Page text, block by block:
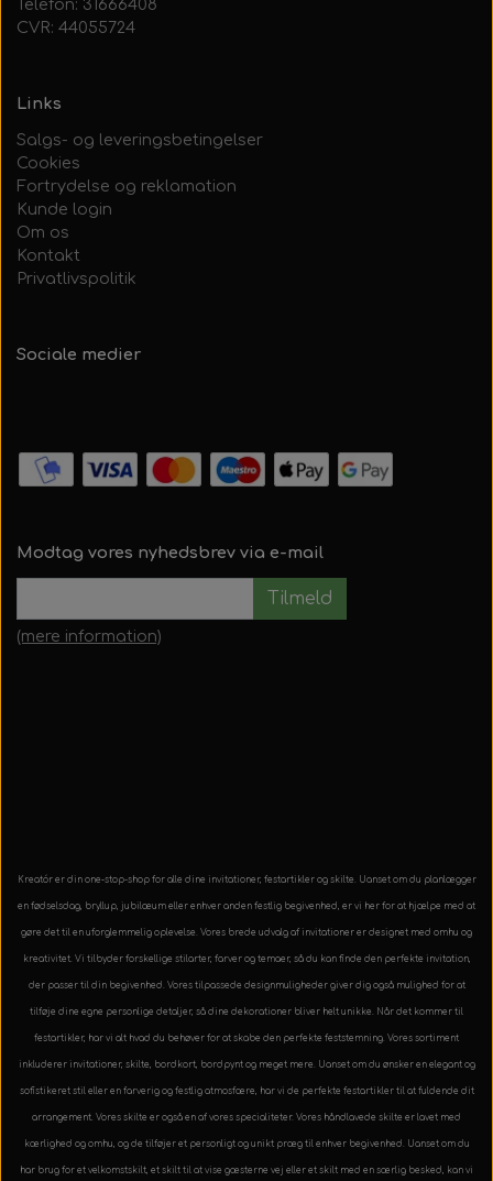
Telefon: 31666408
CVR: 44055724
Links
Salgs- og leveringsbetingelser
Cookies
Fortrydelse og reklamation
Kunde login
Om os
Kontakt
Privatlivspolitik
Sociale medier
Modtag vores nyhedsbrev via e-mail
Tilmeld
(mere information)
Kreatór er din one-stop-shop for alle dine invitationer, festartikler og skilte. Uanset om du planlægger
en fødselsdag, bryllup, jubilæum eller enhver anden festlig begivenhed, er vi her for at hjælpe med at
gøre det til en uforglemmelig oplevelse. Vores brede udvalg af invitationer er designet med omhu og
kreativitet. Vi tilbyder forskellige stilarter, farver og temaer, så du kan finde den perfekte invitation,
der passer til din begivenhed. Vores tilpassede designmuligheder giver dig også mulighed for at
tilføje dine egne personlige detaljer, så dine dekorationer bliver helt unikke. Når det kommer til
festartikler, har vi alt hvad du behøver for at skabe den perfekte feststemning. Vores sortiment
inkluderer invitationer, skilte, bordkort, bordpynt og meget mere. Uanset om du ønsker en elegant og
sofistikeret stil eller en farverig og festlig atmosfære, har vi de perfekte festartikler til at fuldende dit
arrangement. Vores skilte er også en af vores specialiteter. Vores håndlavede skilte er lavet med
kærlighed og omhu, og de tilføjer et personligt og unikt præg til enhver begivenhed. Uanset om du
har brug for et velkomstskilt, et skilt til at vise gæsterne vej eller et skilt med en særlig besked, kan vi